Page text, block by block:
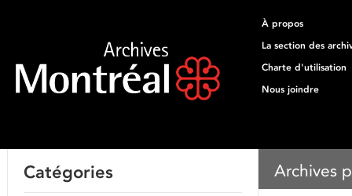
À propos
La section des
Charte d'utilisation
Nous joindre
Archives
Catégories